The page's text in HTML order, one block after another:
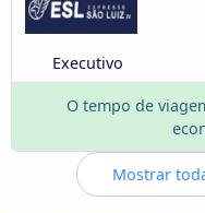
Executivo
O tempo de
Mostrar